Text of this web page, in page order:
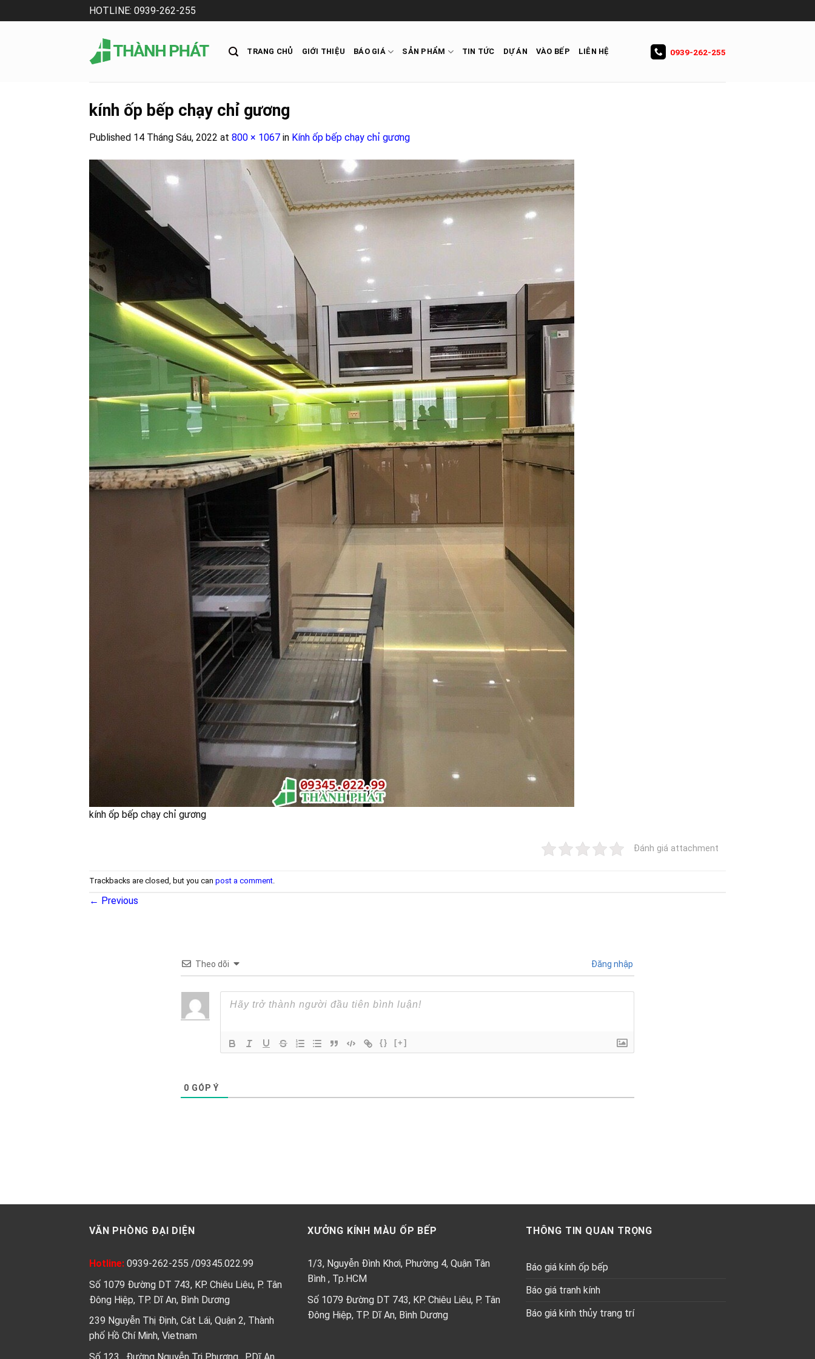
to
HOTLINE: 0939-262-255
TRANG CHỦ GIỚI THIỆU BÁO GIÁ SẢN PHẨM TIN TỨC DỰ ÁN VÀO BẾP LIÊN HỆ 0939-262-255
kính ốp bếp chạy chỉ gương
Published 14 Tháng Sáu, 2022 at 800 × 1067 in Kính ốp bếp chạy chỉ gương
kính ốp bếp chạy chỉ gương
Đánh giá attachment
Trackbacks are closed, but you can post a comment
← Previous
Theo dõi Đăng nhập
{} [+]
0 GÓP Ý
VĂN PHÒNG ĐẠI DIỆN
Hotline: 0939-262-255 /09345.022.99
Số 1079 Đường DT 743, KP. Chiêu Liêu, P. Tân
Đông Hiệp, TP. Dĩ An, Bình Dương
239 Nguyễn Thị Định, Cát Lái, Quận 2, Thành
phố Hồ Chí Minh, Vietnam
XƯỞNG KÍNH MÀU ỐP BẾP
1/3, Nguyễn Đình Khơi, Phường 4, Quận Tân
Bình , Tp.HCM
Số 1079 Đường DT 743, KP. Chiêu Liêu, P. Tân
Đông Hiệp, TP. Dĩ An, Bình Dương
THÔNG TIN QUAN TRỌNG
Báo giá kính ốp bếp
Báo giá tranh kính
Báo giá kính thủy trang trí